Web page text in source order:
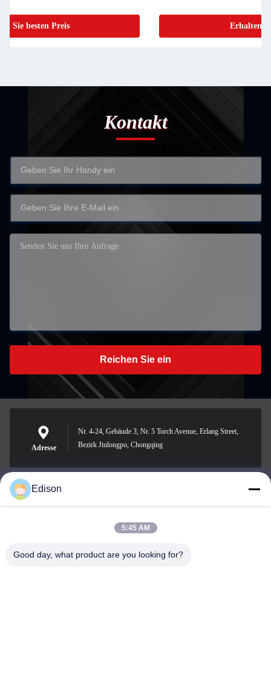
Kontakt
Reichen Sie ein
Adresse
Nr. 4-24, Gebäude 3, Nr. 5 Torch Avenue, Erlang Street,
Bezirk Jiulongpo, Chongqing
edisonzhan666@163.com
Edison
5:45 AM
Good day, what product are you looking for?